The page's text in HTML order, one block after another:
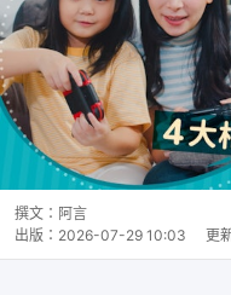
撰文： 阿言
出版： 2026-07-29 10:03 更